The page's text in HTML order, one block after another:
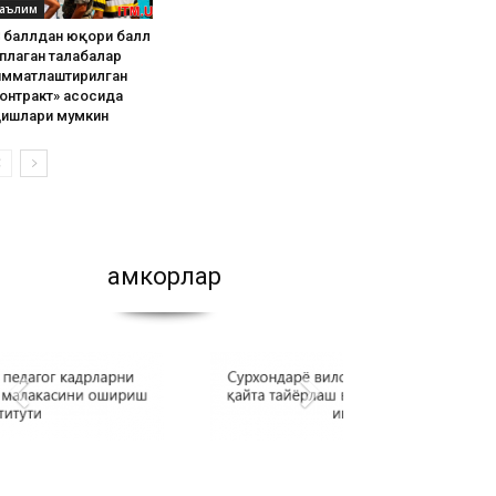
баллдан юқори балл
талабалар
асосида
мумкин
Ҳамкорлар